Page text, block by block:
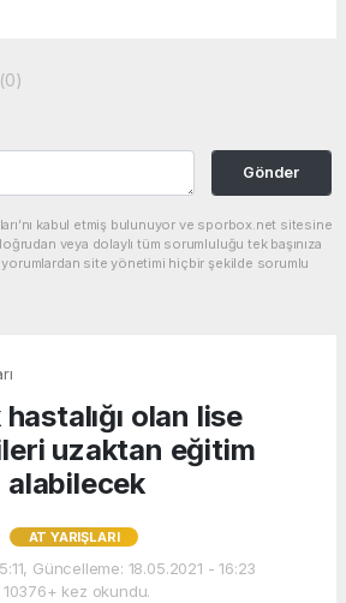
(0)
Gönder
kabul etmiş bulunuyor ve sporbox.net sitesine
veya dolaylı tüm sorumluluğu tek başınıza
yorumlardan site yönetimi hiçbir şekilde sorumlu
olan lise
uzaktan eğitim
alabilecek
AT YARIŞLARI
Güncelleme: 18.05.2021 - 16:23
10376+ kez okundu.